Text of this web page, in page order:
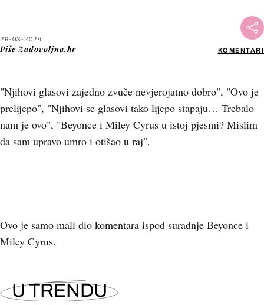
29-03-2024
Piše Zadovoljna.hr KOMENTARI
"Njihovi glasovi zajedno zvuče nevjerojatno dobro", "Ovo je
prelijepo", "Njihovi se glasovi tako lijepo stapaju… Trebalo
nam je ovo", "Beyonce i Miley Cyrus u istoj pjesmi? Mislim
da sam upravo umro i otišao u raj".
Ovo je samo mali dio komentara ispod suradnje Beyonce i
Miley Cyrus.
U TRENDU